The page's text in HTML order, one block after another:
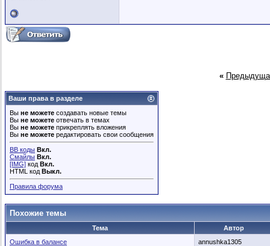
«
Ваши права в разделе
Вы не можете создавать новые темы
Вы не можете отвечать в темах
Вы не можете прикреплять вложения
Вы не можете редактировать свои сообщения
BB коды Вкл.
Смайлы Вкл.
[IMG] код Вкл.
HTML код Выкл.
Правила форума
Похожие темы
Тема
Автор
Ошибка в балансе
annushka1305